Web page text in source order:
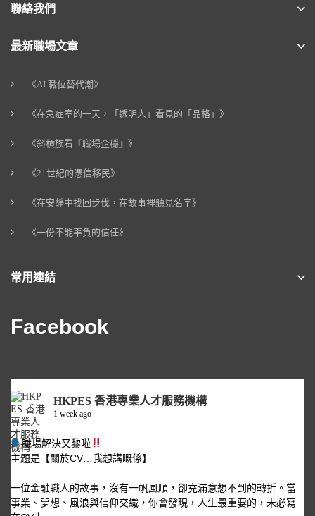
聯絡我們
最新職場文章
《AI 職位替代潮》
《在急症室的一天，「透明人」看見的「品格」》
《斜槓族看『職場企穩』》
《21世紀的憑信移民》
《在安靜中找回步伐，在故事裡聽見名字》
《一份不能辜負的信任》
常用連結
Facebook
HKPES 香港專業人才服務機構
1 week ago
職場解決又黎啦
主題是【關於CV…我想講嘅係】
一位金融職人的故事，沒有一帆風順，卻充滿意想不到的轉折。當
事業、夢想、風浪與信仰交織，你會發現，人生最重要的，未必寫